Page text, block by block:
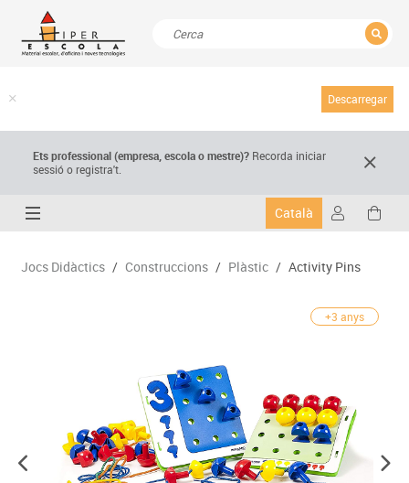
Descarregar
Ets professional (empresa,escola o mestre)? Recorda iniciar
sessió o registra't.
Català
Jocs Didàctics / Construccions / Plàstic / Activity Pins
+3 anys